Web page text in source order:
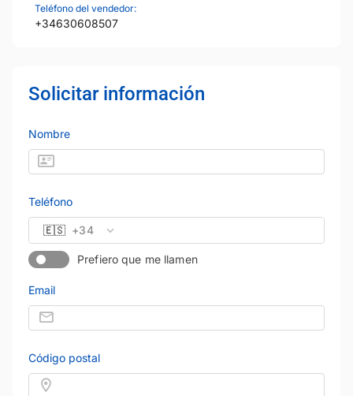
Teléfono del vendedor:
+34630608507
Solicitar información
Nombre
Teléfono
🇪🇸 +34
Prefiero que me llamen
Email
Código postal